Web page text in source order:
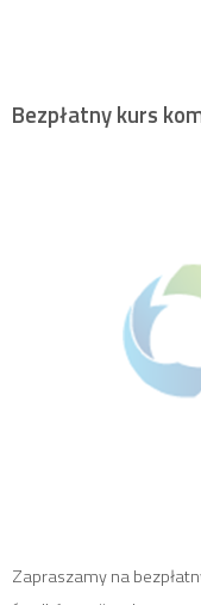
Bezpłatny kurs
Zapraszamy na